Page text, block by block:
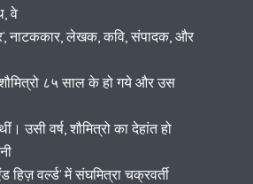
वे
नाटककार, लेखक, कवि, संपादक, और
८५ साल के हो गये और उस
उसी वर्ष, शौमित्रो का देहांत हो
हिज़ वर्ल्ड’ में संघमित्रा चक्रवर्ती